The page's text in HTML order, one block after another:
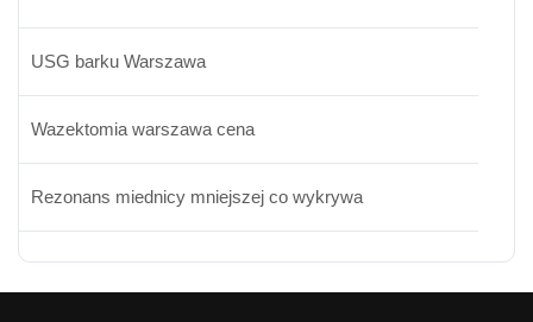
USG barku Warszawa
Wazektomia warszawa cena
Rezonans miednicy mniejszej co wykrywa